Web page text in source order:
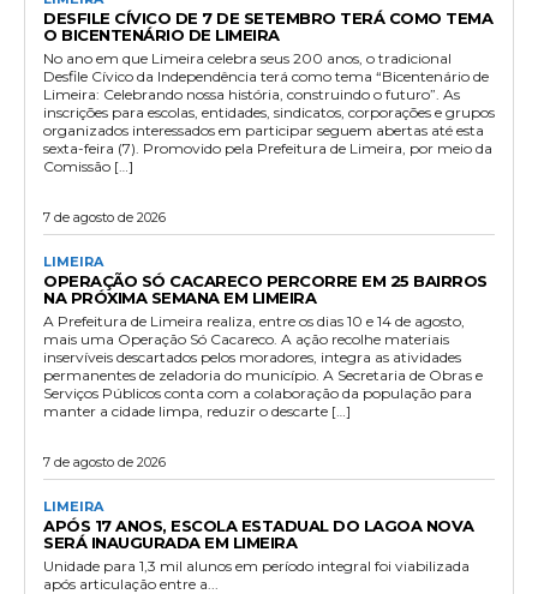
DESFILE CÍVICO DE 7 DE SETEMBRO TERÁ COMO TEMA
O BICENTENÁRIO DE LIMEIRA
No ano em que Limeira celebra seus 200 anos, o tradicional
Desfile Cívico da Independência terá como tema “Bicentenário de
Limeira: Celebrando nossa história, construindo o futuro”. As
inscrições para escolas, entidades, sindicatos, corporações e grupos
organizados interessados em participar seguem abertas até esta
sexta-feira (7). Promovido pela Prefeitura de Limeira, por meio da
Comissão […]
7 de agosto de 2026
LIMEIRA
OPERAÇÃO SÓ CACARECO PERCORRE EM 25 BAIRROS
NA PRÓXIMA SEMANA EM LIMEIRA
A Prefeitura de Limeira realiza, entre os dias 10 e 14 de agosto,
mais uma Operação Só Cacareco. A ação recolhe materiais
inservíveis descartados pelos moradores, integra as atividades
permanentes de zeladoria do município. A Secretaria de Obras e
Serviços Públicos conta com a colaboração da população para
manter a cidade limpa, reduzir o descarte […]
7 de agosto de 2026
LIMEIRA
APÓS 17 ANOS, ESCOLA ESTADUAL DO LAGOA NOVA
SERÁ INAUGURADA EM LIMEIRA
Unidade para 1,3 mil alunos em período integral foi viabilizada
após articulação entre a...